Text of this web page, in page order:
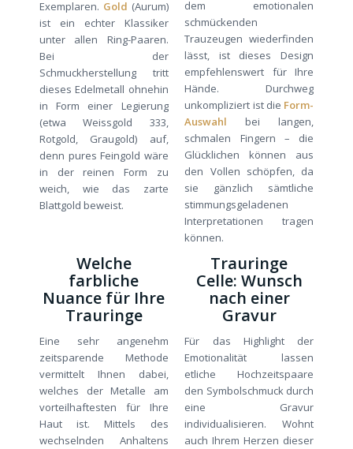
Exemplaren. Gold (Aurum)
ist ein echter Klassiker
unter allen Ring-Paaren.
Bei der
Schmuckherstellung tritt
dieses Edelmetall ohnehin
in Form einer Legierung
(etwa Weissgold 333,
Rotgold, Graugold) auf,
denn pures Feingold wäre
in der reinen Form zu
weich, wie das zarte
Blattgold beweist.
dem emotionalen
schmückenden
Trauzeugen wiederfinden
lässt, ist dieses Design
empfehlenswert für Ihre
Hände. Durchweg
unkompliziert ist die Form-
Auswahl bei langen,
schmalen Fingern – die
Glücklichen können aus
den Vollen schöpfen, da
sie gänzlich sämtliche
stimmungsgeladenen
Interpretationen tragen
können.
Welche
farbliche
Nuance für Ihre
Trauringe
Eine sehr angenehm
zeitsparende Methode
vermittelt Ihnen dabei,
welches der Metalle am
vorteilhaftesten für Ihre
Haut ist. Mittels des
wechselnden Anhaltens
Trauringe
Celle: Wunsch
nach einer
Gravur
Für das Highlight der
Emotionalität lassen
etliche Hochzeitspaare
den Symbolschmuck durch
eine Gravur
individualisieren. Wohnt
auch Ihrem Herzen dieser